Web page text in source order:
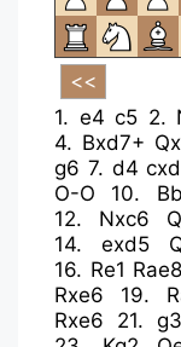
1. e4 c5 2.
4. Bxd7+
g6 7. d4
O-O
10.
12. Nxc6
14. exd5
16. Re1 Rae8
Rxe6
19.
Rxe6
21. g3